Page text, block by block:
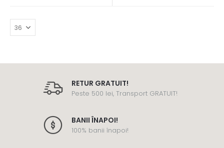
RETUR GRATUIT!
Peste 500 lei, Transport GRATUIT!
BANII ÎNAPOI!
100% banii înapoi!